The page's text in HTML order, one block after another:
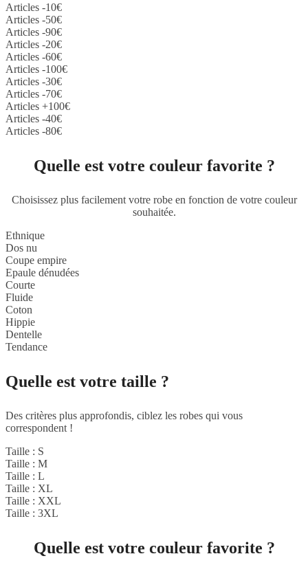
Articles -10€
Articles -50€
Articles -90€
Articles -20€
Articles -60€
Articles -100€
Articles -30€
Articles -70€
Articles +100€
Articles -40€
Articles -80€
Quelle est votre couleur favorite ?
Choisissez plus facilement votre robe en fonction de votre couleur
souhaitée.
Ethnique
Dos nu
Coupe empire
Epaule dénudées
Courte
Fluide
Coton
Hippie
Dentelle
Tendance
Quelle est votre taille ?
Des critères plus approfondis, ciblez les robes qui vous
correspondent !
Taille : S
Taille : M
Taille : L
Taille : XL
Taille : XXL
Taille : 3XL
Quelle est votre couleur favorite ?